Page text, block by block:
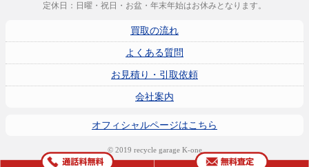
定休日：日曜・祝日・お盆・年末年始はお休みとなります。
買取の流れ
よくある質問
お見積り・引取依頼
会社案内
オフィシャルページはこちら
© 2019 recycle garage K-one